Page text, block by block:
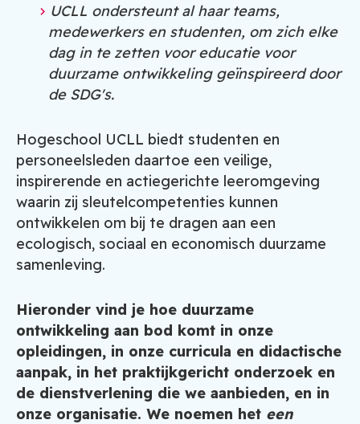
UCLL ondersteunt al haar teams,
medewerkers en studenten, om zich elke
dag in te zetten voor educatie voor
duurzame ontwikkeling geïnspireerd door
de SDG's.
Hogeschool UCLL biedt studenten en
personeelsleden daartoe een veilige,
inspirerende en actiegerichte leeromgeving
waarin zij sleutelcompetenties kunnen
ontwikkelen om bij te dragen aan een
ecologisch, sociaal en economisch duurzame
samenleving.
Hieronder vind je hoe duurzame
ontwikkeling aan bod komt in onze
opleidingen, in onze curricula en didactische
aanpak, in het praktijkgericht onderzoek en
de dienstverlening die we aanbieden, en in
onze organisatie. We noemen het een